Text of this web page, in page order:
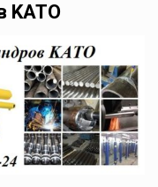
KATO